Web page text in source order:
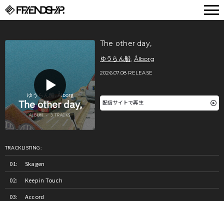
The other day,
ゆうらん船, Ålborg
2026.07.08 RELEASE
配信サイトで再生
TRACKLISTING:
Skagen
Keep in Touch
Accord